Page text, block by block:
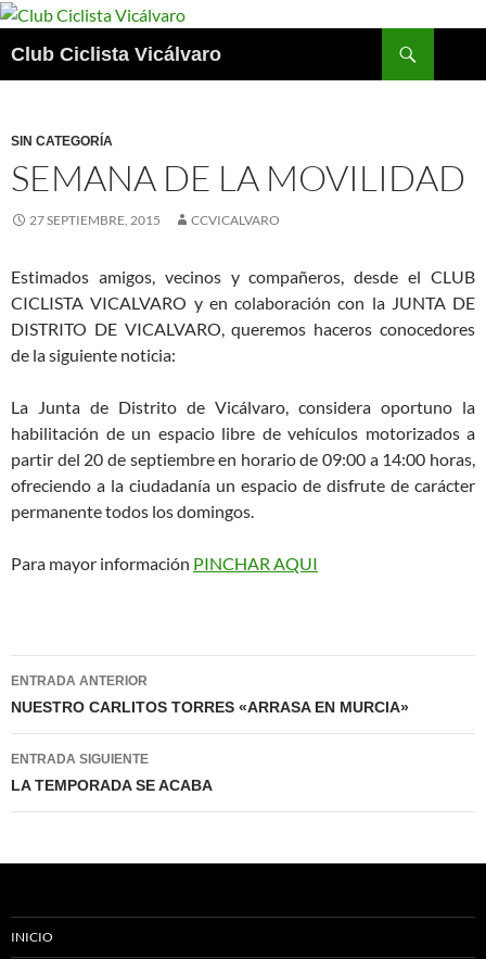
Saltar
contenido
Club Ciclista Vicálvaro
SIN CATEGORÍA
SEMANA DE LA MOVILIDAD
27 SEPTIEMBRE, 2015 CCVICALVARO
Estimados amigos, vecinos y compañeros, desde el CLUB
CICLISTA VICALVARO y en colaboración con la JUNTA DE
DISTRITO DE VICALVARO, queremos haceros conocedores
de la siguiente noticia:
La Junta de Distrito de Vicálvaro, considera oportuno la
habilitación de un espacio libre de vehículos motorizados a
partir del 20 de septiembre en horario de 09:00 a 14:00 horas,
ofreciendo a la ciudadanía un espacio de disfrute de carácter
permanente todos los domingos.
Para mayor información PINCHAR AQUI
Navegación
de
entradas
ENTRADA ANTERIOR
NUESTRO CARLITOS TORRES «ARRASA EN MURCIA»
ENTRADA SIGUIENTE
LA TEMPORADA SE ACABA
INICIO